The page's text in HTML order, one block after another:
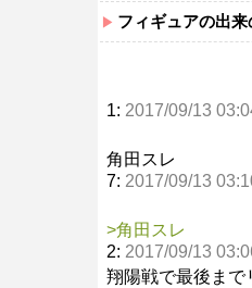
フィギュアの出
1: 2017/09/13
角田スレ
7: 2017/09/13
>角田スレ
2: 2017/09/13
翔陽戦で最後まで